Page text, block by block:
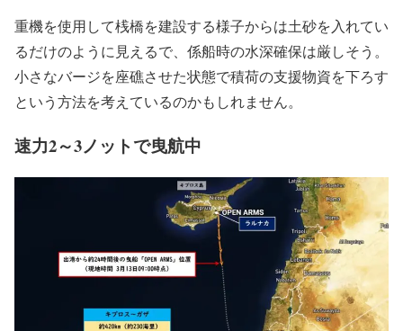
重機を使用して桟橋を建設する様子からは土砂を入れてい
るだけのように見えるで、係船時の水深確保は厳しそう。
小さなバージを座礁させた状態で積荷の支援物資を下ろす
という方法を考えているのかもしれません。
速力2～3ノットで曳航中